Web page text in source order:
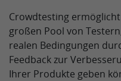
Crowdtesting
großen Pool von
realen Bedingungen
Feedback zur
Ihrer Produkte geben